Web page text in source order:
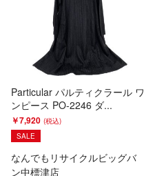
Particular パルティクラール ワ
ンピース PO-2246 ダ...
￥7,920
SALE
なんでもリサイクルビッグバ
ン中標津店